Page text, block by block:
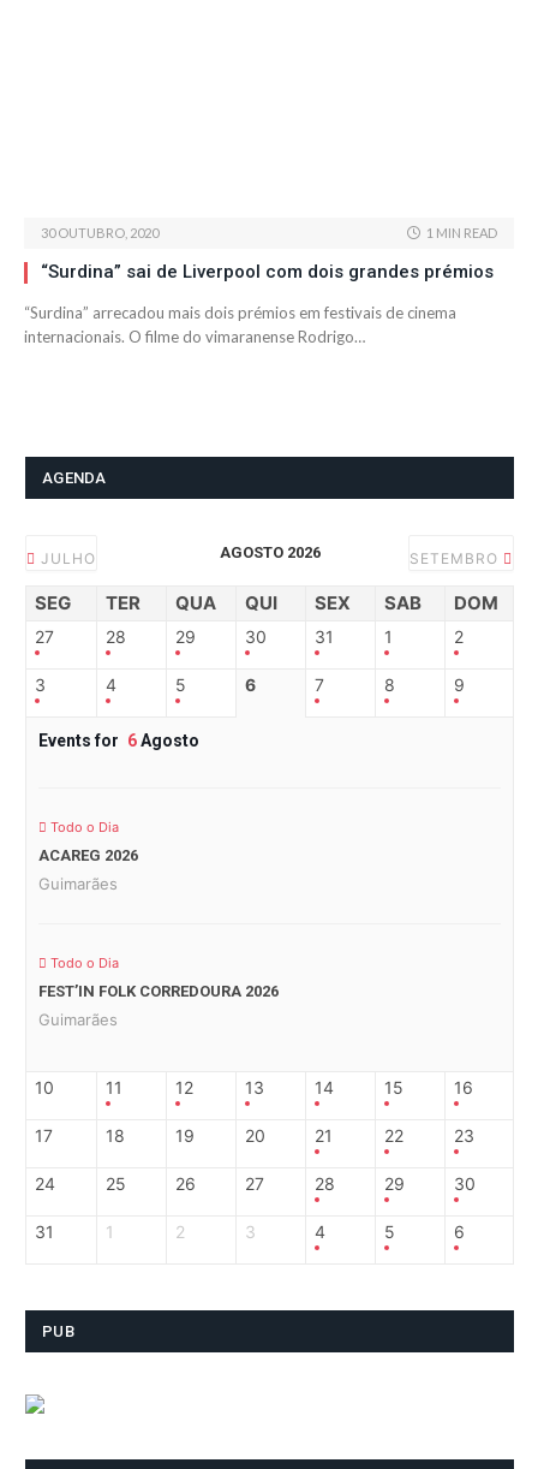
30 OUTUBRO, 2020 1 MIN READ
“Surdina” sai de Liverpool com dois grandes prémios
“Surdina” arrecadou mais dois prémios em festivais de cinema
internacionais. O filme do vimaranense Rodrigo…
AGENDA
JULHO AGOSTO 2026 SETEMBRO
SEG TER QUA QUI SEX SAB DOM
27 28 29 30 31 1 2
3 4 5 6 7 8 9
Events for 6Agosto
Todo o Dia
ACAREG 2026
Guimarães
Todo o Dia
FEST’IN FOLK CORREDOURA 2026
Guimarães
10 11 12 13 14 15 16
17 18 19 20 21 22 23
24 25 26 27 28 29 30
31 1 2 3 4 5 6
PUB